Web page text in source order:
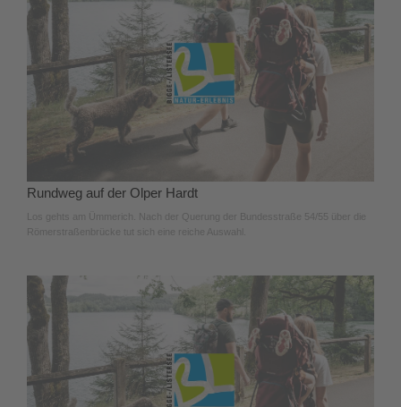
Rundweg auf der Olper Hardt
Los gehts am Ümmerich. Nach der Querung der Bundesstraße 54/55 über die
Römerstraßenbrücke tut sich eine reiche Auswahl.